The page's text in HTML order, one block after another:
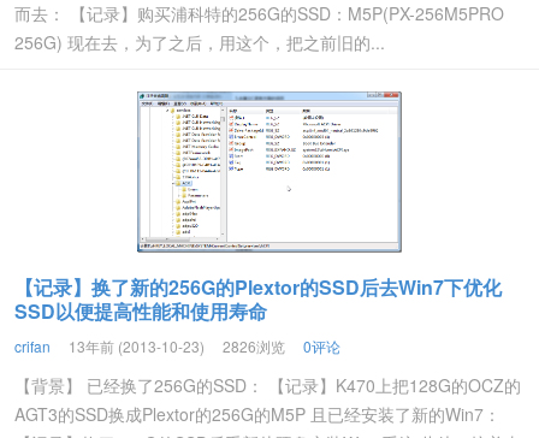
而去： 【记录】购买浦科特的256G的SSD：M5P(PX-256M5PRO
256G) 现在去，为了之后，用这个，把之前旧的...
【记录】换了新的256G的Plextor的SSD后去Win7下优化
SSD以便提高性能和使用寿命
crifan 13年前 (2013-10-23) 2826浏览 0评论
【背景】 已经换了256G的SSD： 【记录】K470上把128G的OCZ的
AGT3的SSD换成Plextor的256G的M5P 且已经安装了新的Win7：